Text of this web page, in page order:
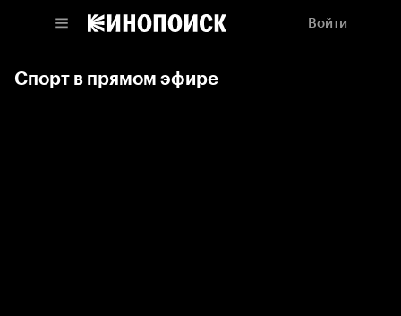
Войти
Спорт в прямом эфире